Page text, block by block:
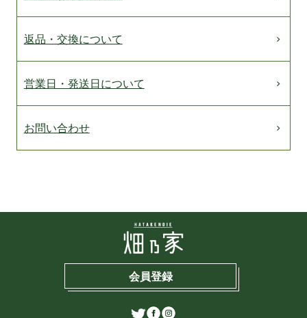
返品・交換について
営業日・発送日について
お問い合わせ
会員登録